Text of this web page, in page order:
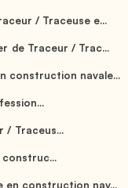
/ Traceuse e...
de Traceur / Trac...
construction navale...
/ Traceus...
en construction nav...